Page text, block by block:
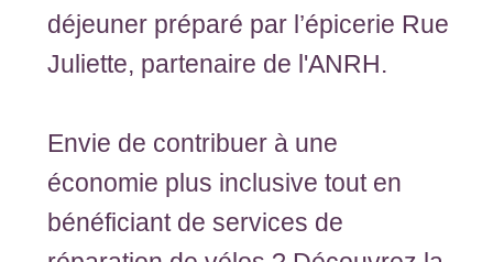
déjeuner préparé par l’épicerie Rue
Juliette, partenaire de l'ANRH.
Envie de contribuer à une
économie plus inclusive tout en
bénéficiant de services de